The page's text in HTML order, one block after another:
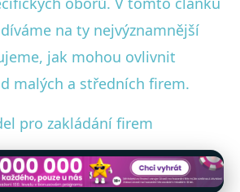
na ty nejvýznamnější
jak mohou ovlivnit
malých a středních firem.
pro zakládání firem